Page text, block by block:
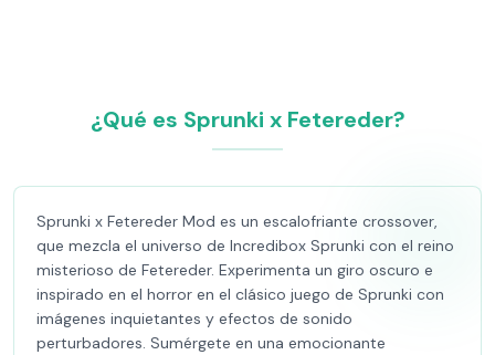
¿Qué es Sprunki x Fetereder?
Sprunki x Fetereder Mod es un escalofriante crossover,
que mezcla el universo de Incredibox Sprunki con el reino
misterioso de Fetereder. Experimenta un giro oscuro e
inspirado en el horror en el clásico juego de Sprunki con
imágenes inquietantes y efectos de sonido
perturbadores. Sumérgete en una emocionante